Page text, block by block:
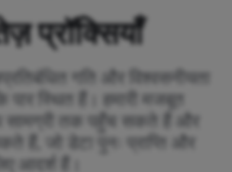
प्रॉक्सियाँ
गति और विश्वसनीयता
स्थित हैं। हमारी मजबूत
सामग्री तक पहुँच सकते हैं और
हैं, जो डेटा पुनः प्राप्ति और
आदर्श हैं।